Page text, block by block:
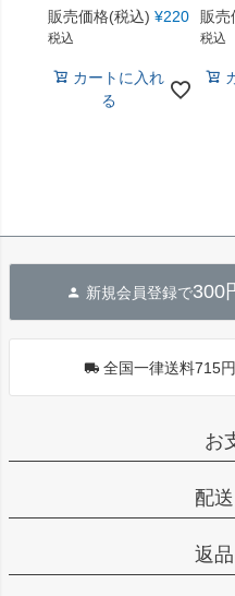
販売価格(税込) ¥220
税込
カートに入れ
る
販売
税込
新規会員登録で300
全国一律送料715
お
配
返